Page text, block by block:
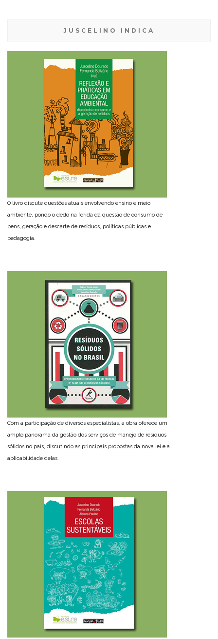
JUSCELINO INDICA
O livro discute questões atuais envolvendo ensino e meio
ambiente, pondo o dedo na ferida da questão de consumo de
bens, geração e descarte de resíduos, políticas públicas e
pedagogia.
Com a participação de diversos especialistas, a obra oferece um
amplo panorama da gestão dos serviços de manejo de resíduos
sólidos no país, discutindo as principais propostas da nova lei e a
aplicabilidade delas.